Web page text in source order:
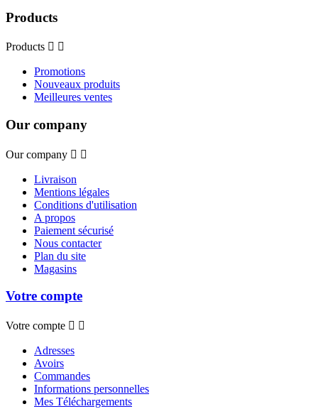
Products
Products  
Promotions
Nouveaux produits
Meilleures ventes
Our company
Our company  
Livraison
Mentions légales
Conditions d'utilisation
A propos
Paiement sécurisé
Nous contacter
Plan du site
Magasins
Votre compte
Votre compte  
Adresses
Avoirs
Commandes
Informations personnelles
Mes Téléchargements